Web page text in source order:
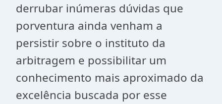
derrubar inúmeras dúvidas que
porventura ainda venham a
persistir sobre o instituto da
arbitragem e possibilitar um
conhecimento mais aproximado da
excelência buscada por esse